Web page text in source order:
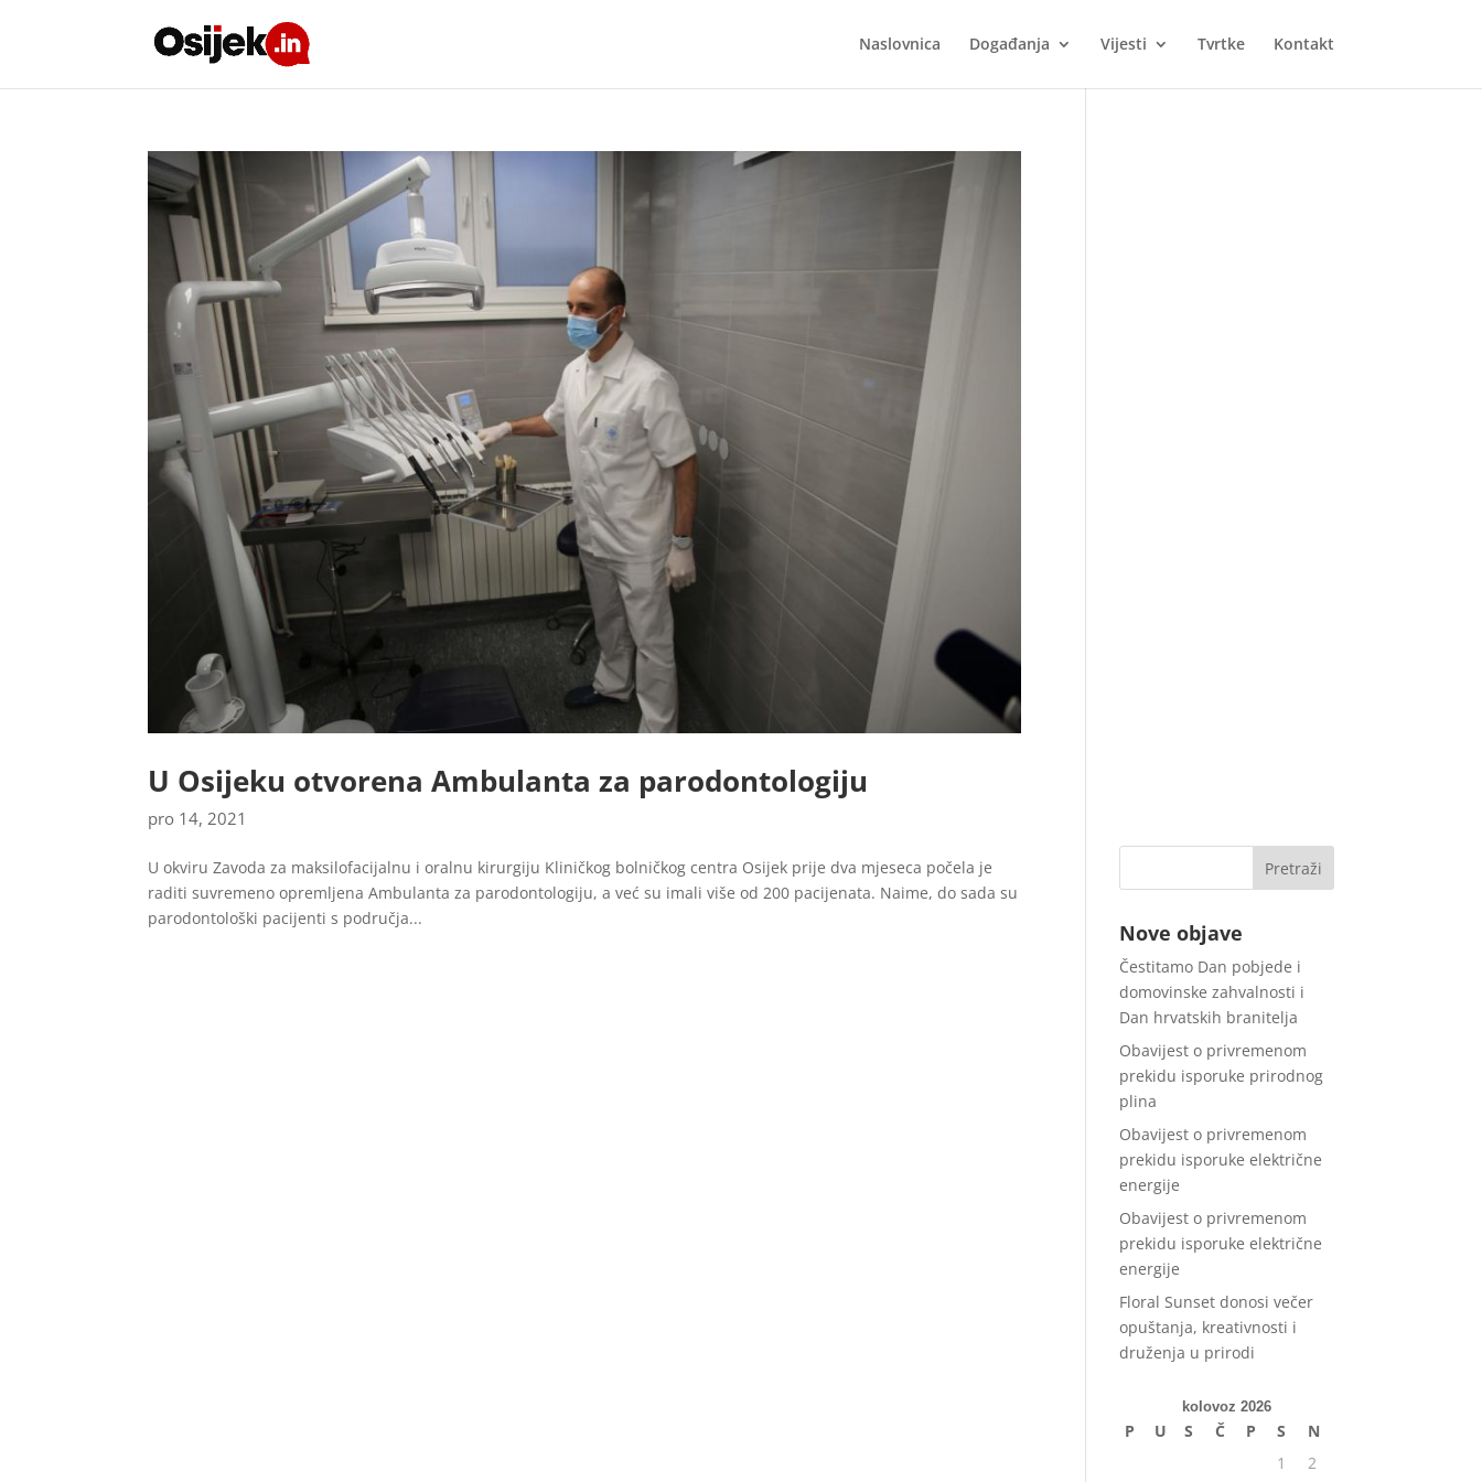
Naslovnica Događanja Vijesti Tvrtke Kontakt
U Osijeku otvorena Ambulanta za parodontologiju
pro 14, 2021
U okviru Zavoda za maksilofacijalnu i oralnu kirurgiju Kliničkog bolničkog centra Osijek prije dva mjeseca počela je
raditi suvremeno opremljena Ambulanta za parodontologiju, a već su imali više od 200 pacijenata. Naime, do sada su
parodontološki pacijenti s područja...
Nove objave
Čestitamo Dan pobjede i
domovinske zahvalnosti i
Dan hrvatskih branitelja
Obavijest o privremenom
prekidu isporuke prirodnog
plina
Obavijest o privremenom
prekidu isporuke električne
energije
Obavijest o privremenom
prekidu isporuke električne
energije
Floral Sunset donosi večer
opuštanja, kreativnosti i
druženja u prirodi
kolovoz 2026
P U S Č P S
N
1
2